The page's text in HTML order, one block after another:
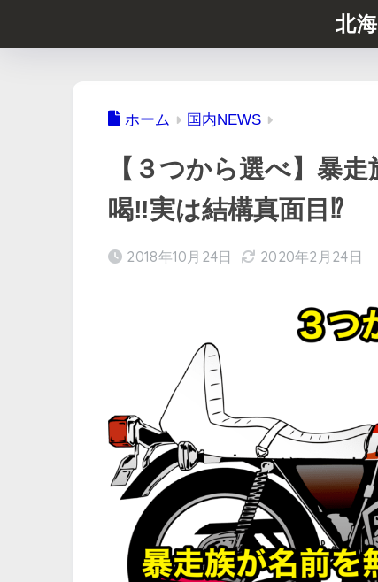
北
ホーム 国内NEWS
【３つから選べ】暴
喝‼︎実は結構真面目⁉︎
2018年10月24日 2020年2月24日